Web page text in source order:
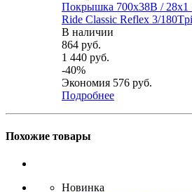
Покрышка 700x38B / 28x1
Ride Classic Reflex 3/
В наличии
864 руб.
1 440 руб.
-40%
Экономия 576 руб.
Подробнее
Похожие товары
Новинка